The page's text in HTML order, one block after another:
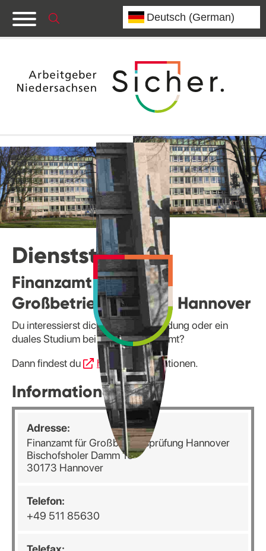
Dienststelle
Finanzamt für
Großbetriebsprüfung Hannover
Du interessierst dich für eine Ausbildung oder ein
duales Studium bei deinem Finanzamt?
Dann findest du
hier alle Informationen.
Informationen
Adresse:
Finanzamt für Großbetriebsprüfung Hannover
Bischofsholer Damm 15
30173 Hannover
Telefon:
+49 511 85630